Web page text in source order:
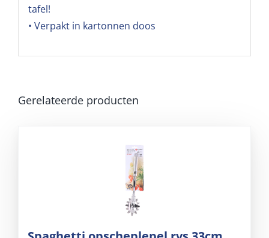
tafel!
• Verpakt in kartonnen doos
Gerelateerde producten